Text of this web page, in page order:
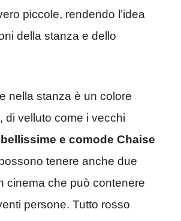
piccole, rendendo l’idea
della stanza e dello
nella stanza è un colore
di velluto come i vecchi
e comode Chaise
tenere anche due
cinema che può contenere
persone. Tutto rosso